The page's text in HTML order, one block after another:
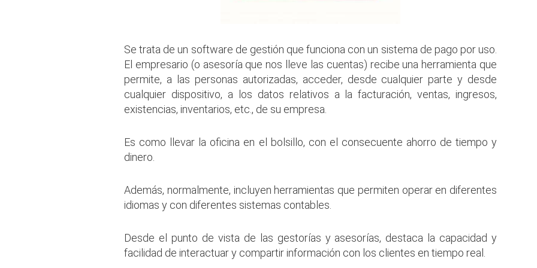
Se trata de un software de gestión que funciona con un sistema de pago por uso.
El empresario (o asesoría que nos lleve las cuentas) recibe una herramienta que
permite, a las personas autorizadas, acceder, desde cualquier parte y desde
cualquier dispositivo, a los datos relativos a la facturación, ventas, ingresos,
existencias, inventarios, etc., de su empresa.
Es como llevar la oficina en el bolsillo, con el consecuente ahorro de tiempo y
dinero.
Además, normalmente, incluyen herramientas que permiten operar en diferentes
idiomas y con diferentes sistemas contables.
Desde el punto de vista de las gestorías y asesorías, destaca la capacidad y
facilidad de interactuar y compartir información con los clientes en tiempo real.